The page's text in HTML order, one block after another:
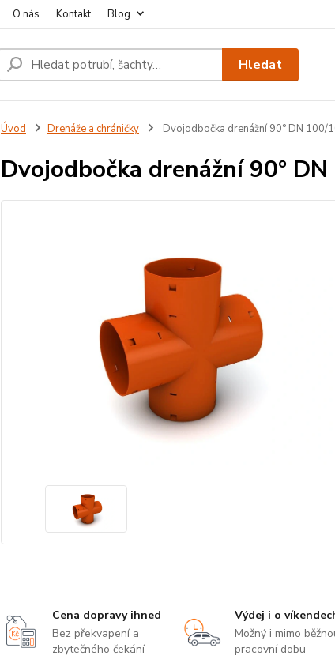
O nás Kontakt Blog
Hledat
Úvod Drenáže a chráničky Dvojodbočka drenážní 90° DN 100/
Dvojodbočka drenážní 90°
Cena dopravy ihned
Bez překvapení a
zbytečného čekání
Výdej i o
Možný i mimo
pracovní dobu